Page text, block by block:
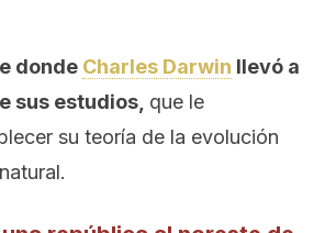
donde Charles Darwin llevó a
sus estudios, que le
su teoría de la evolución